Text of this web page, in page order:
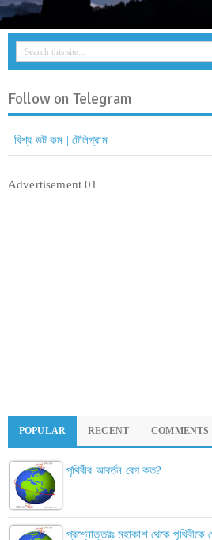
Follow on Telegram
বিশ্ব ডট কম | টেলিগ্রাম
Advertisement 01
POPULAR RECENT COMMENTS
পৃথিবীর আবর্তন বেগ কত?
প্রশ্নোত্তরঃ মহাকাশ থেকে পৃথিবীকে